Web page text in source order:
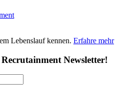
Lebenslauf kennen. Erfahre mehr
Newsletter!